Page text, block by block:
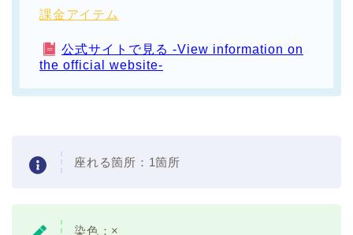
課金アイテム
公式サイトで見る -View information on
the official website-
座れる箇所：1箇所
染色： ×